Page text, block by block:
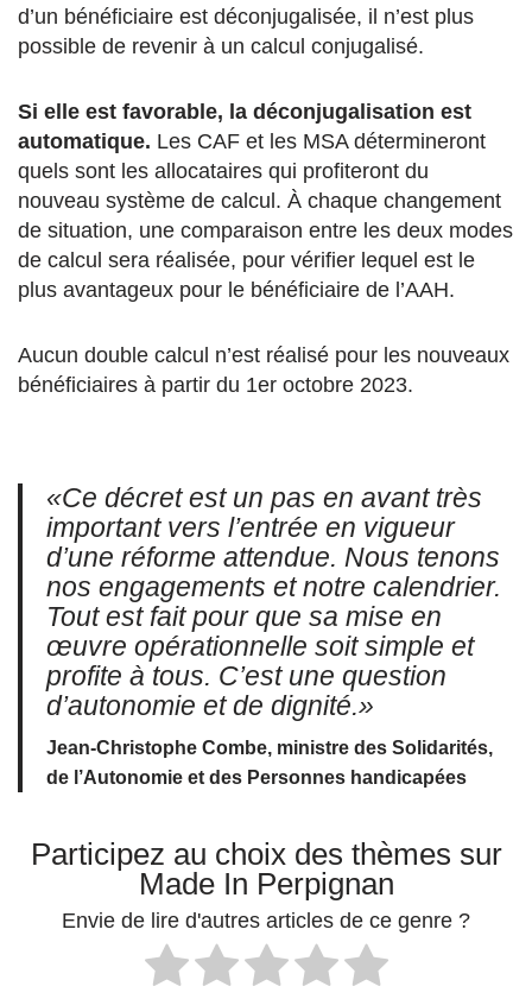
d’un bénéficiaire est déconjugalisée, il n’est plus
possible de revenir à un calcul conjugalisé.
Si elle est favorable, la déconjugalisation est
automatique. Les CAF et les MSA détermineront
quels sont les allocataires qui profiteront du
nouveau système de calcul. À chaque changement
de situation, une comparaison entre les deux modes
de calcul sera réalisée, pour vérifier lequel est le
plus avantageux pour le bénéficiaire de l’AAH.
Aucun double calcul n’est réalisé pour les nouveaux
bénéficiaires à partir du 1er octobre 2023.
«Ce décret est un pas en avant très
important vers l’entrée en vigueur
d’une réforme attendue. Nous tenons
nos engagements et notre calendrier.
Tout est fait pour que sa mise en
œuvre opérationnelle soit simple et
profite à tous. C’est une question
d’autonomie et de dignité.»
Jean-Christophe Combe, ministre des Solidarités,
de l’Autonomie et des Personnes handicapées
Participez au choix des thèmes sur
Made In Perpignan
Envie de lire d'autres articles de ce genre ?